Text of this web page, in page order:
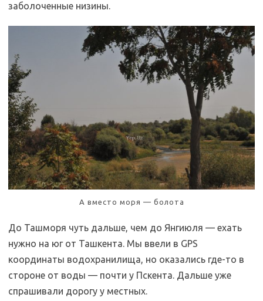
заболоченные низины.
А вместо моря — болота
До Ташморя чуть дальше, чем до Янгиюля — ехать
нужно на юг от Ташкента. Мы ввели в GPS
координаты водохранилища, но оказались где-то в
стороне от воды — почти у Пскента. Дальше уже
спрашивали дорогу у местных.